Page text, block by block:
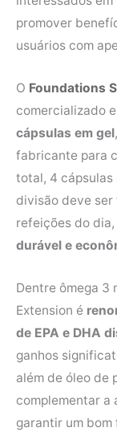
promover
usuários com
O Foundations
comercializado
cápsulas em gel
fabricante para
total, 4 cápsulas
divisão deve ser
refeições do
durável e
Dentre ômega 3
Extension é
de EPA e DHA
ganhos
além de óleo de
complementar a
garantir um